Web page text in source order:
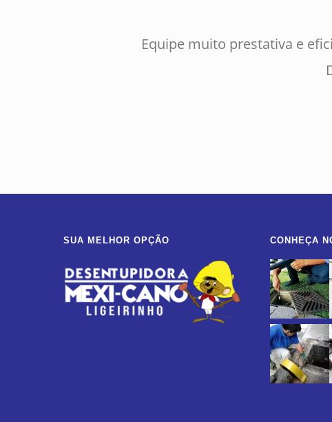
Equipe muito prestativa e
SUA MELHOR OPÇÃO CONHEÇA